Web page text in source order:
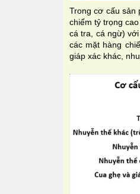
Trong cơ cấu sản
chiếm tỷ trọng
cá tra, cá ngừ)
các mặt hàng
giáp xác khác,